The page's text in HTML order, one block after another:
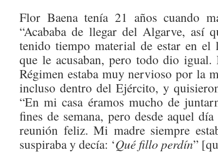
Flor Baena tenía 21 años cuando
“Acababa de llegar del Algarve, así
tenido tiempo material de estar en el
que le acusaban, pero todo dio
Régimen estaba muy nervioso por la
incluso dentro del Ejército, y
“En mi casa éramos mucho de
fines de semana, pero desde aquel
reunión feliz. Mi madre siempre
suspiraba y decía: ‘Qué fillo perdín”